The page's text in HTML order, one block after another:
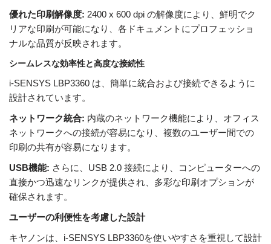
優れた印刷解像度: 2400 x 600 dpi の解像度により、鮮明でク
リアな印刷が可能になり、各ドキュメントにプロフェッショ
ナルな品質が反映されます。
シームレスな効率性と高度な接続性
i-SENSYS LBP3360 は、簡単に統合および接続できるように
設計されています。
ネットワーク統合: 内蔵のネットワーク機能により、オフィス
ネットワークへの接続が容易になり、複数のユーザー間での
印刷の共有が容易になります。
USB機能: さらに、USB 2.0 接続により、コンピューターへの
直接かつ迅速なリンクが提供され、多彩な印刷オプションが
確保されます。
ユーザーの利便性を考慮した設計
キヤノンは、i-SENSYS LBP3360を使いやすさを重視して設計